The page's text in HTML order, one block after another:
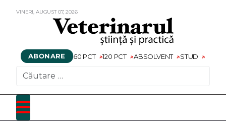
VINERI, AUGUST07,2026
ABONARE 60 PCT 120 PCT ABSOLVENT STUD